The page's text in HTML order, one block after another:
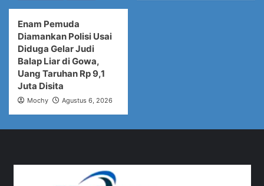
Enam Pemuda
Diamankan Polisi Usai
Diduga Gelar Judi
Balap Liar di Gowa,
Uang Taruhan Rp 9,1
Juta Disita
Mochy Agustus 6, 2026